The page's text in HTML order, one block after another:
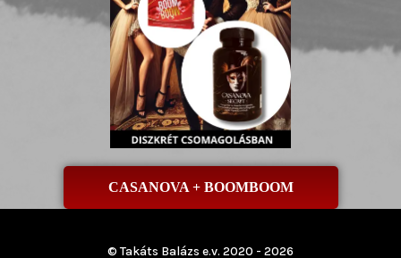
CASANOVA + BOOMBOOM
© Takáts Balázs e.v. 2020 - 2026